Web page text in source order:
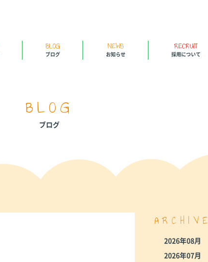
BLOG
ブログ
NEWS
お知らせ
RECRUIT
採用について
BLOG
ブログ
ARCHIVE
2026年08月
2026年07月